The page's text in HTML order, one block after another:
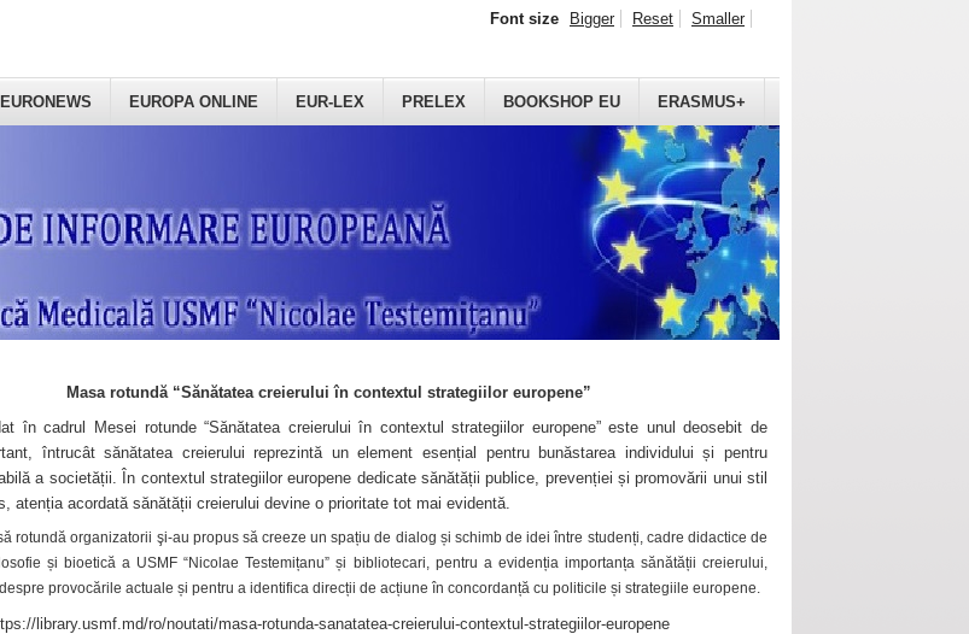
EURONEWS EUROPA ONLINE EUR-LEX PRELEX BOOKSHOP EU ERASMUS+
Font size Bigger Reset Smaller
Masa rotundă “Sănătatea creierului în contextul strategiilor europene”
în cadrul Mesei rotunde “Sănătatea creierului în contextul strategiilor europene” este unul deosebit de
întrucât sănătatea creierului reprezintă un element esențial pentru bunăstarea individului și pentru
a societății. În contextul strategiilor europene dedicate sănătății publice, prevenției și promovării unui stil
atenția acordată sănătății creierului devine o prioritate tot mai evidentă.
rotundă organizatorii şi-au propus să creeze un spațiu de dialog și schimb de idei între studenți, cadre didactice de
și bioetică a USMF “Nicolae Testemițanu” și bibliotecari, pentru a evidenția importanța sănătății creierului,
provocările actuale și pentru a identifica direcții de acțiune în concordanță cu politicile și strategiile europene.
library.usmf.md/ro/noutati/masa-rotunda-sanatatea-creierului-contextul-strategiilor-europene